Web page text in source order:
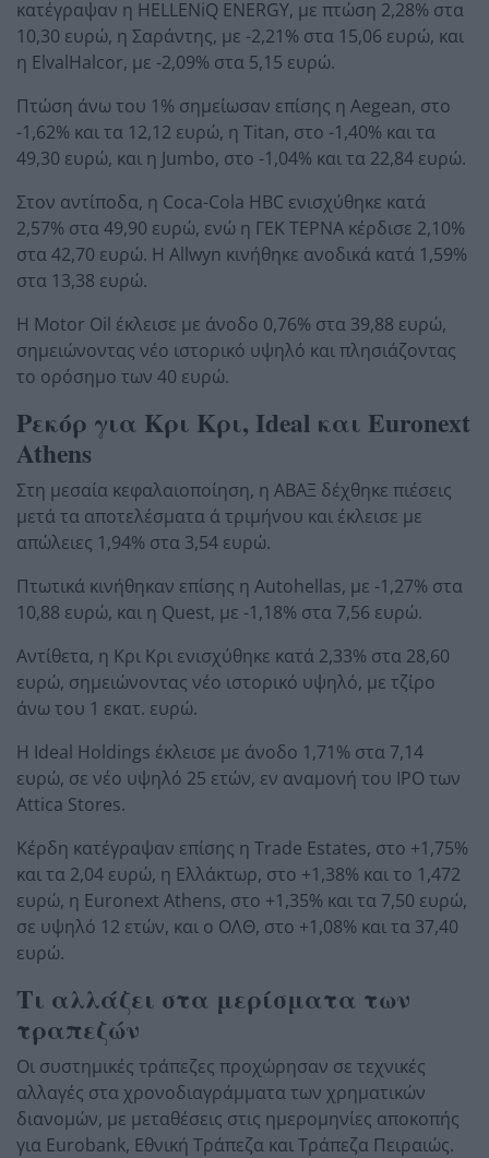
κατέγραψαν η HELLENiQ ENERGY, με πτώση 2,28% στα
10,30 ευρώ, η Σαράντης, με -2,21% στα 15,06 ευρώ, και
η ElvalHalcor, με -2,09% στα 5,15 ευρώ.
Πτώση άνω του 1% σημείωσαν επίσης η Aegean, στο
-1,62% και τα 12,12 ευρώ, η Titan, στο -1,40% και τα
49,30 ευρώ, και η Jumbo, στο -1,04% και τα 22,84 ευρώ.
Στον αντίποδα, η Coca-Cola HBC ενισχύθηκε κατά
2,57% στα 49,90 ευρώ, ενώ η ΓΕΚ ΤΕΡΝΑ κέρδισε 2,10%
στα 42,70 ευρώ. Η Allwyn κινήθηκε ανοδικά κατά 1,59%
στα 13,38 ευρώ.
Η Motor Oil έκλεισε με άνοδο 0,76% στα 39,88 ευρώ,
σημειώνοντας νέο ιστορικό υψηλό και πλησιάζοντας
το ορόσημο των 40 ευρώ.
Ρεκόρ για Κρι Κρι, Ideal και Euronext
Athens
Στη μεσαία κεφαλαιοποίηση, η ΑΒΑΞ δέχθηκε πιέσεις
μετά τα αποτελέσματα α΄ τριμήνου και έκλεισε με
απώλειες 1,94% στα 3,54 ευρώ.
Πτωτικά κινήθηκαν επίσης η Autohellas, με -1,27% στα
10,88 ευρώ, και η Quest, με -1,18% στα 7,56 ευρώ.
Αντίθετα, η Κρι Κρι ενισχύθηκε κατά 2,33% στα 28,60
ευρώ, σημειώνοντας νέο ιστορικό υψηλό, με τζίρο
άνω του 1 εκατ. ευρώ.
Η Ideal Holdings έκλεισε με άνοδο 1,71% στα 7,14
ευρώ, σε νέο υψηλό 25 ετών, εν αναμονή του IPO των
Attica Stores.
Κέρδη κατέγραψαν επίσης η Trade Estates, στο +1,75%
και τα 2,04 ευρώ, η Ελλάκτωρ, στο +1,38% και το 1,472
ευρώ, η Euronext Athens, στο +1,35% και τα 7,50 ευρώ,
σε υψηλό 12 ετών, και ο ΟΛΘ, στο +1,08% και τα 37,40
ευρώ.
Τι αλλάζει στα μερίσματα των
τραπεζών
Οι συστημικές τράπεζες προχώρησαν σε τεχνικές
αλλαγές στα χρονοδιαγράμματα των χρηματικών
διανομών, με μεταθέσεις στις ημερομηνίες αποκοπής
για Eurobank, Εθνική Τράπεζα και Τράπεζα Πειραιώς.